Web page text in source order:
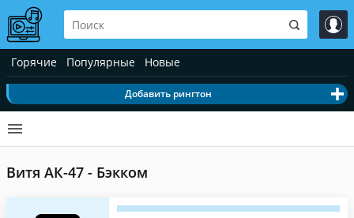
Горячие Популярные Новые
Добавить рингтон
Витя АК-47 - Бэкком